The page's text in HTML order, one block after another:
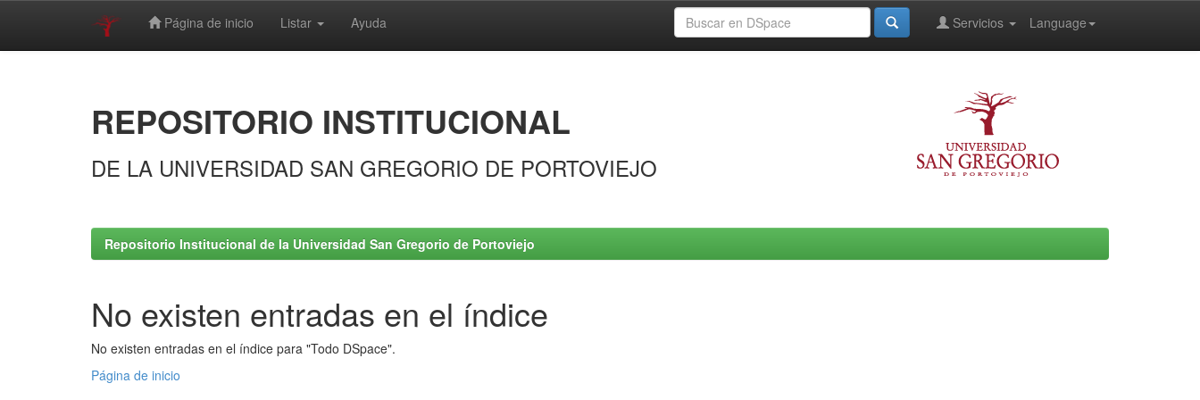
Página de inicio Listar Ayuda Language
Servicios
REPOSITORIO INSTITUCIONAL
DE LA UNIVERSIDAD SAN GREGORIO DE PORTOVIEJO
Repositorio Institucional de la Universidad San Gregorio de Portoviejo
No existen entradas en el índice
No existen entradas en el índice para "Todo DSpace".
Página de inicio